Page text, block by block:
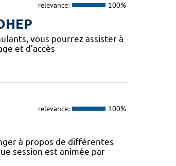
relevance: 100%
vous pourrez assister à
et d’accès
relevance: 100%
à propos de différentes
session est animée par